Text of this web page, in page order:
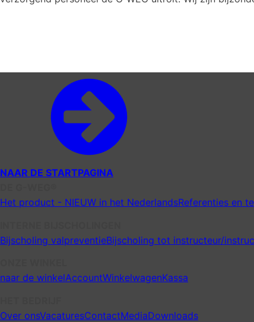
NAAR DE STARTPAGINA
Het product - NIEUW in het NederlandsReferenties en
Bijscholing valpreventieBijscholing tot instructeur/
naar de winkelAccountWinkelwagenKassa
Over onsVacaturesContactMediaDownloads